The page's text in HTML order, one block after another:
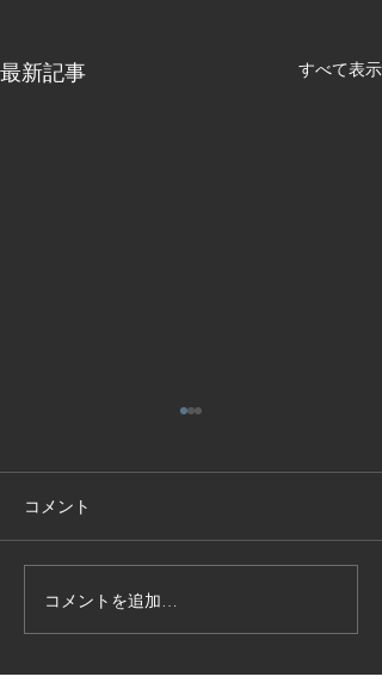
最新記事 すべて表示
技能実習生１２名入国-フ
ィリピン、ベトナム
コメント
コメントを追加…